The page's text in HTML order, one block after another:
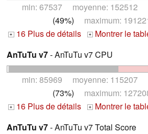
min: 67537 moyenne: 152512
(49%) maximum:
+ 16 Plus de détails +
Montrer le
AnTuTu v7- AnTuTu v7 CPU
min: 85969 moyenne: 115207
(73%) maximum:
+ 16 Plus de détails +
Montrer le
AnTuTu v7- AnTuTu v7 Total Score